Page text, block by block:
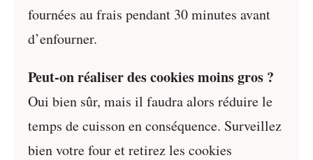
fournées au frais pendant 30 minutes avant
d’enfourner.
Peut-on réaliser des cookies moins gros ?
Oui bien sûr, mais il faudra alors réduire le
temps de cuisson en conséquence. Surveillez
bien votre four et retirez les cookies